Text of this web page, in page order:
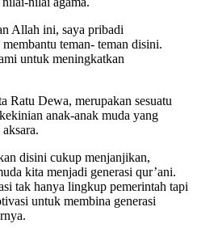
Allah ini, saya pribadi
teman- teman disini.
untuk meningkatkan
Ratu Dewa, merupakan sesuatu
anak-anak muda yang
disini cukup menjanjikan,
kita menjadi generasi qur’ani.
tak hanya lingkup pemerintah tapi
untuk membina generasi